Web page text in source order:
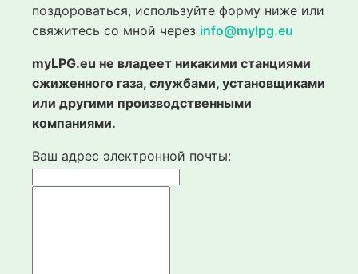
поздороваться, используйте форму ниже или
свяжитесь со мной через info@mylpg.eu
myLPG.eu не владеет никакими станциями
сжиженного газа, службами, установщиками
или другими производственными
компаниями.
Ваш адрес электронной почты: